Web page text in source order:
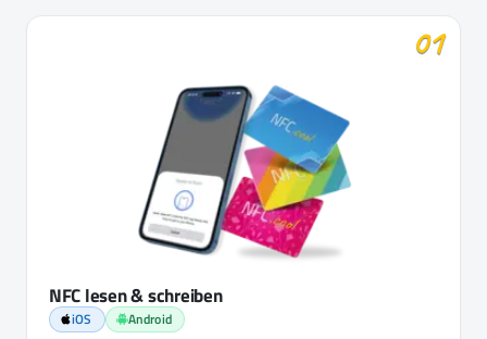
01
NFC lesen & schreiben
iOS Android